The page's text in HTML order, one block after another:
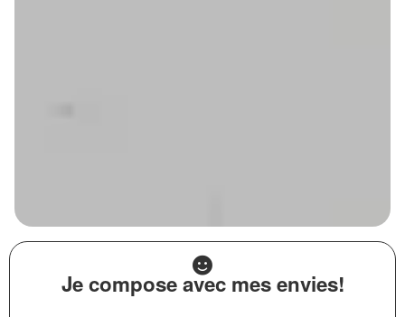
Je compose avec mes envies!